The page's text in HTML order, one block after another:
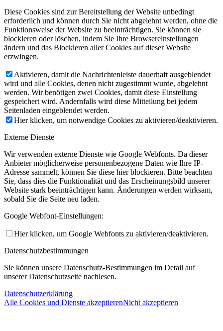
Diese Cookies sind zur Bereitstellung der Website unbedingt
erforderlich und können durch Sie nicht abgelehnt werden, ohne die
Funktionsweise der Website zu beeinträchtigen. Sie können sie
blockieren oder löschen, indem Sie Ihre Browsereinstellungen
ändern und das Blockieren aller Cookies auf dieser Website
erzwingen.
Aktivieren, damit die Nachrichtenleiste dauerhaft ausgeblendet
wird und alle Cookies, denen nicht zugestimmt wurde, abgelehnt
werden. Wir benötigen zwei Cookies, damit diese Einstellung
gespeichert wird. Andernfalls wird diese Mitteilung bei jedem
Seitenladen eingeblendet werden.
Hier klicken, um notwendige Cookies zu aktivieren/deaktivieren.
Externe Dienste
Wir verwenden externe Dienste wie Google Webfonts. Da dieser
Anbieter möglicherweise personenbezogene Daten wie Ihre IP-
Adresse sammelt, können Sie diese hier blockieren. Bitte beachten
Sie, dass dies die Funktionalität und das Erscheinungsbild unserer
Website stark beeinträchtigen kann. Änderungen werden wirksam,
sobald Sie die Seite neu laden.
Google Webfont-Einstellungen:
Hier klicken, um Google Webfonts zu aktivieren/deaktivieren.
Datenschutzbestimmungen
Sie können unsere Datenschutz-Bestimmungen im Detail auf
unserer Datenschutzseite nachlesen.
Datenschutzerklärung
Alle Cookies und Dienste akzeptierenNicht akzeptieren